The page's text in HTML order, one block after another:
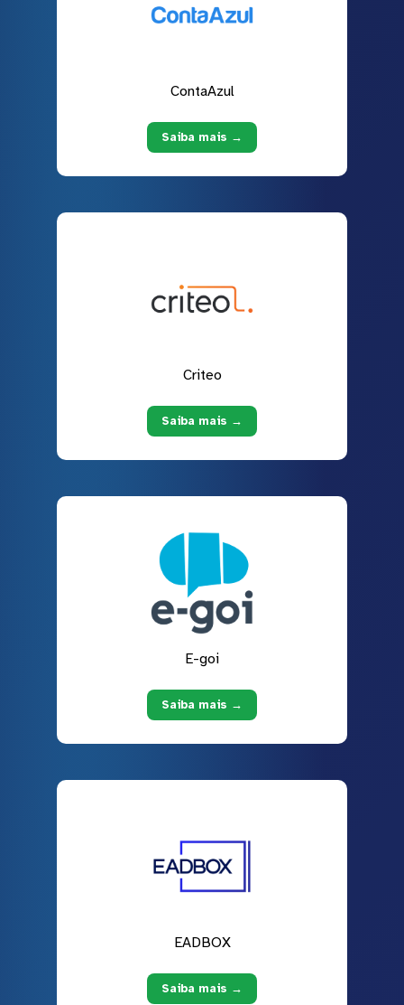
ContaAzul
Saiba mais →
Criteo
Saiba mais →
E-goi
Saiba mais →
EADBOX
Saiba mais →